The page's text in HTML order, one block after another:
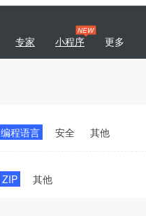
专家 小程序
NEW
更多
编程语言 安全 其他
ZIP 其他